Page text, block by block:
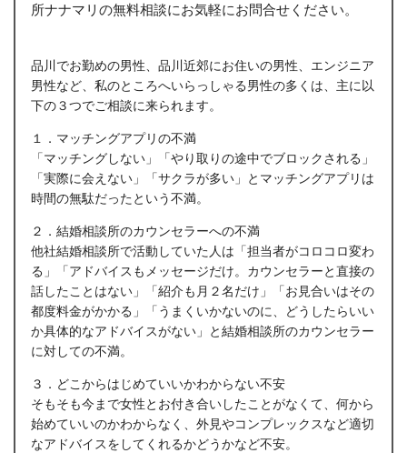
所ナナマリの無料相談にお気軽にお問合せください。
品川でお勤めの男性、品川近郊にお住いの男性、エンジニア
男性など、私のところへいらっしゃる男性の多くは、主に以
下の３つでご相談に来られます。
１．マッチングアプリの不満
「マッチングしない」「やり取りの途中でブロックされる」
「実際に会えない」「サクラが多い」とマッチングアプリは
時間の無駄だったという不満。
２．結婚相談所のカウンセラーへの不満
他社結婚相談所で活動していた人は「担当者がコロコロ変わ
る」「アドバイスもメッセージだけ。カウンセラーと直接の
話したことはない」「紹介も月２名だけ」「お見合いはその
都度料金がかかる」「うまくいかないのに、どうしたらいい
か具体的なアドバイスがない」と結婚相談所のカウンセラー
に対しての不満。
３．どこからはじめていいかわからない不安
そもそも今まで女性とお付き合いしたことがなくて、何から
始めていいのかわからなく、外見やコンプレックスなど適切
なアドバイスをしてくれるかどうかなど不安。